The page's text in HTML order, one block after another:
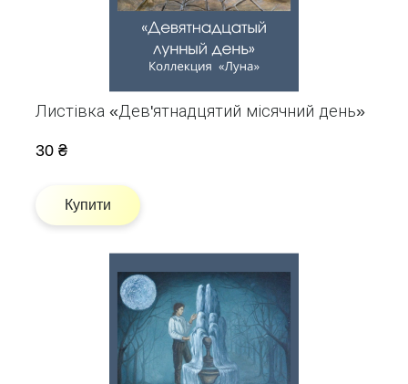
Листівка «Дев'ятнадцятий місячний день»
30 ₴
Купити